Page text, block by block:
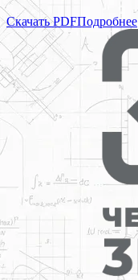
Скачать PDFПодробнее